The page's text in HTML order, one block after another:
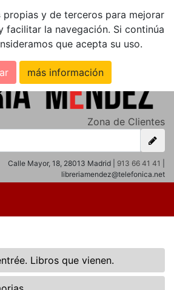
propias y de terceros para mejorar
facilitar la navegación. Si continúa
que acepta su uso.
más información
Zona de Clientes
Calle Mayor, 18, 28013 Madrid | 913 66 41 41
libreriamendez@telefonica.net
Libros que vienen.